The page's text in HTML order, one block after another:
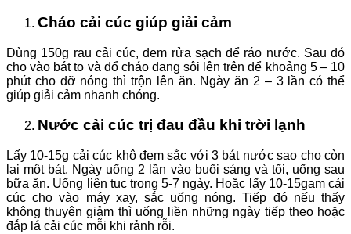
Cháo cải cúc giúp giải cảm
Dùng 150g rau cải cúc, đem rửa sạch để ráo nước. Sau đó
cho vào bát to và đổ cháo đang sôi lên trên để khoảng 5 – 10
phút cho đỡ nóng thì trộn lên ăn. Ngày ăn 2 – 3 lần có thể
giúp giải cảm nhanh chóng.
Nước cải cúc trị đau đầu khi trời lạnh
Lấy 10-15g cải cúc khô đem sắc với 3 bát nước sao cho còn
lại một bát. Ngày uống 2 lần vào buổi sáng và tối, uống sau
bữa ăn. Uống liên tục trong 5-7 ngày. Hoặc lấy 10-15gam cải
cúc cho vào máy xay, sắc uống nóng. Tiếp đó nếu thấy
không thuyên giảm thì uống liền những ngày tiếp theo hoặc
đắp lá cải cúc mỗi khi rảnh rỗi.